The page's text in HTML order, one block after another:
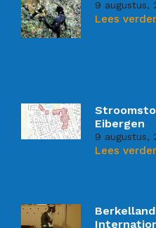
9 augustus,
Lees
Eibergen
9 augustus,
Lees